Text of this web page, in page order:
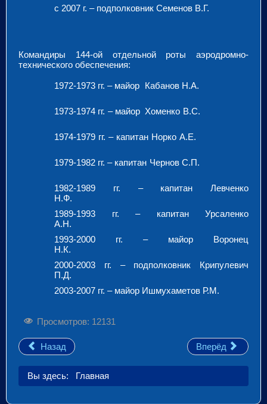
с 2007 г. – подполковник Семенов В.Г.
Командиры 144-ой отдельной роты аэродромно-
технического обеспечения:
1972-1973 гг. – майор Кабанов Н.А.
1973-1974 гг. – майор Хоменко В.С.
1974-1979 гг. – капитан Норко А.Е.
1979-1982 гг. – капитан Чернов С.П.
1982-1989 гг. – капитан Левченко
Н.Ф.
1989-1993 гг. – капитан Урсаленко
А.Н.
1993-2000 гг. – майор Воронец
Н.К.
2000-2003 гг. – подполковник Крипулевич
П.Д.
2003-2007 гг. – майор Ишмухаметов Р.М.
Просмотров: 12131
Назад Вперёд
Вы здесь: Главная